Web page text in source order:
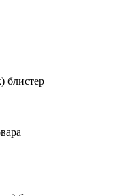
блистер